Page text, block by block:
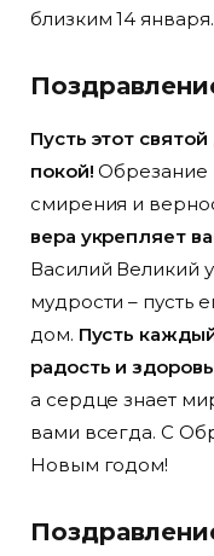
близким 14 января.
Пусть этот
покой! Обрезание
смирения и
вера укрепляет
Василий Великий
мудрости – пусть
дом. Пусть
радость и
а сердце знает
вами всегда. С
Новым годом!